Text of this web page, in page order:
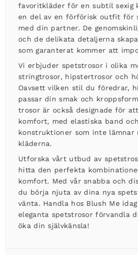
favoritkläder för en subtil sexig
en del av en förförisk outfit för
med din partner. De
och de delikata detaljerna
som garanterat kommer att
Vi erbjuder spetstrosor i olika
stringtrosor, hipstertrosor och
Oavsett vilken stil du föredrar,
passar din smak och
trosor är också designade för
komfort, med elastiska band
konstruktioner som inte lämnar
kläderna.
Utforska vårt utbud av
hitta den perfekta
komfort. Med vår snabba och
du börja njuta av dina nya
vänta. Handla hos Blush Me
eleganta spetstrosor förvandla
öka din självkänsla!